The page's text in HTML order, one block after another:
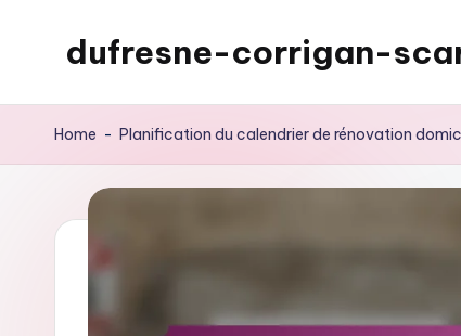
dufresne-corrigan-
Home - Planification du calendrier de rénovation